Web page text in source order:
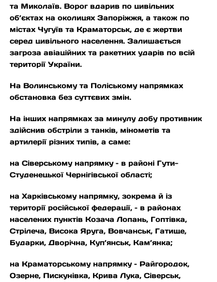
та Миколаїв. Ворог вдарив по цивільних
об’єктах на околицях Запоріжжя, а також по
містах Чугуїв та Краматорськ, де є жертви
серед цивільного населення. Залишається
загроза авіаційних та ракетних ударів по всій
території України.
На Волинському та Поліському напрямках
обстановка без суттєвих змін.
На інших напрямках за минулу добу противник
здійснив обстріли з танків, мінометів та
артилерії різних типів, а саме:
на Сіверському напрямку – в районі Гути-
Студенецької Чернігівської області;
на Харківському напрямку, зокрема й із
території російської федерації, – в районах
населених пунктів Козача Лопань, Гоптівка,
Стрілеча, Висока Яруга, Вовчанськ, Гатище,
Бударки, Дворічна, Куп’янськ, Кам’янка;
на Краматорському напрямку – Райгородок,
Озерне, Пискунівка, Крива Лука, Сіверськ,